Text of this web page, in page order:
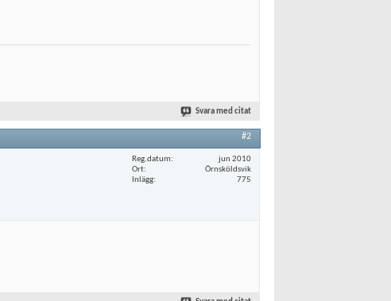
Svara med citat
#2
Reg.datum
jun 2010
Ort
Örnsköldsvik
Inlägg
775